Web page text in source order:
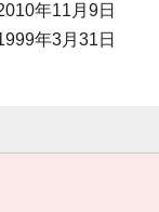
年11月9日
年3月31日